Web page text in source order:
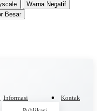
Warna Negatif
Besar
Informasi
Kontak